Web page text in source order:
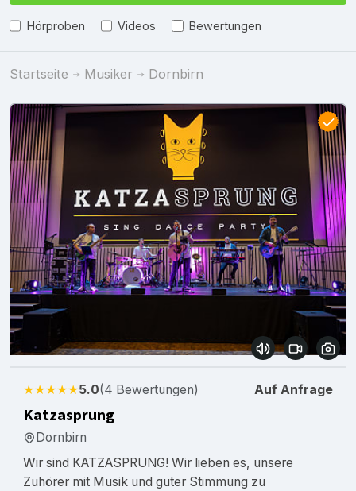
Hörproben Videos Bewertungen
Startseite Musiker Dornbirn
★★★★★5.0(4 Bewertungen) Auf Anfrage
Katzasprung
Dornbirn
Wir sind KATZASPRUNG! Wir lieben es, unsere
Zuhörer mit Musik und guter Stimmung zu